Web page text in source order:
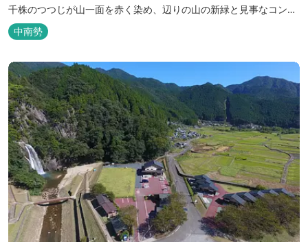
千株のつつじが山一面を赤く染め、辺りの山の新緑と見事なコント
ラストを織り成します。 松阪の観光情報は、松阪観光インフォメー
ションサイト ワクワク松阪 ...
中南勢